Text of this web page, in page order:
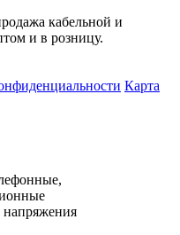
кабельной и
и в розницу.
Карта
напряжения